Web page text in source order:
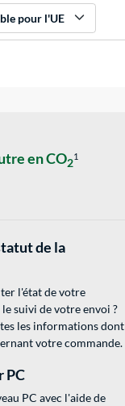
pour l'UE
en CO21
de la
l'état de votre
suivi de votre envoi ?
les informations dont
votre commande.
PC
PC avec l'aide de